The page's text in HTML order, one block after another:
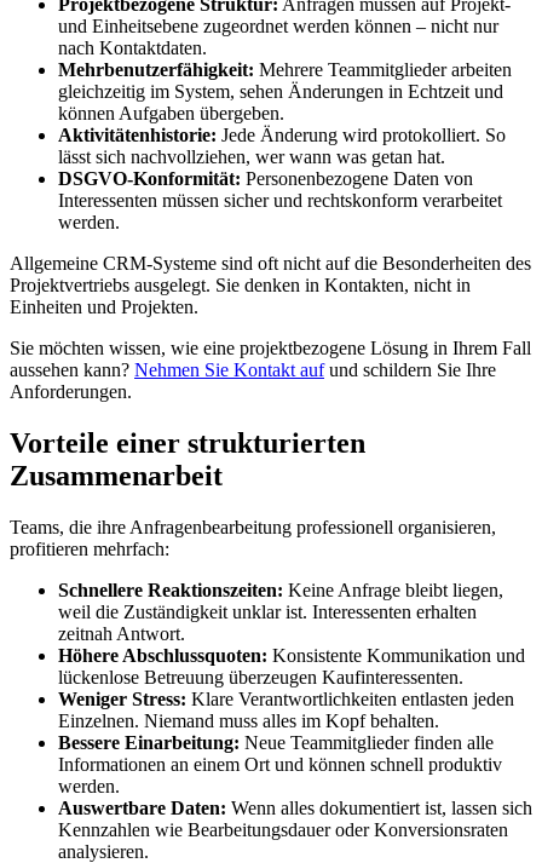
Projektbezogene Struktur: Anfragen müssen auf Projekt-
und Einheitsebene zugeordnet werden können – nicht nur
nach Kontaktdaten.
Mehrbenutzerfähigkeit: Mehrere Teammitglieder arbeiten
gleichzeitig im System, sehen Änderungen in Echtzeit und
können Aufgaben übergeben.
Aktivitätenhistorie: Jede Änderung wird protokolliert. So
lässt sich nachvollziehen, wer wann was getan hat.
DSGVO-Konformität: Personenbezogene Daten von
Interessenten müssen sicher und rechtskonform verarbeitet
werden.
Allgemeine CRM-Systeme sind oft nicht auf die Besonderheiten des
Projektvertriebs ausgelegt. Sie denken in Kontakten, nicht in
Einheiten und Projekten.
Sie möchten wissen, wie eine projektbezogene Lösung in Ihrem Fall
aussehen kann? Nehmen Sie Kontakt aufund schildern Sie Ihre
Anforderungen.
Vorteile einer strukturierten
Zusammenarbeit
Teams, die ihre Anfragenbearbeitung professionell organisieren,
profitieren mehrfach:
Schnellere Reaktionszeiten: Keine Anfrage bleibt liegen,
weil die Zuständigkeit unklar ist. Interessenten erhalten
zeitnah Antwort.
Höhere Abschlussquoten: Konsistente Kommunikation und
lückenlose Betreuung überzeugen Kaufinteressenten.
Weniger Stress: Klare Verantwortlichkeiten entlasten jeden
Einzelnen. Niemand muss alles im Kopf behalten.
Bessere Einarbeitung: Neue Teammitglieder finden alle
Informationen an einem Ort und können schnell produktiv
werden.
Auswertbare Daten: Wenn alles dokumentiert ist, lassen sich
Kennzahlen wie Bearbeitungsdauer oder Konversionsraten
analysieren.